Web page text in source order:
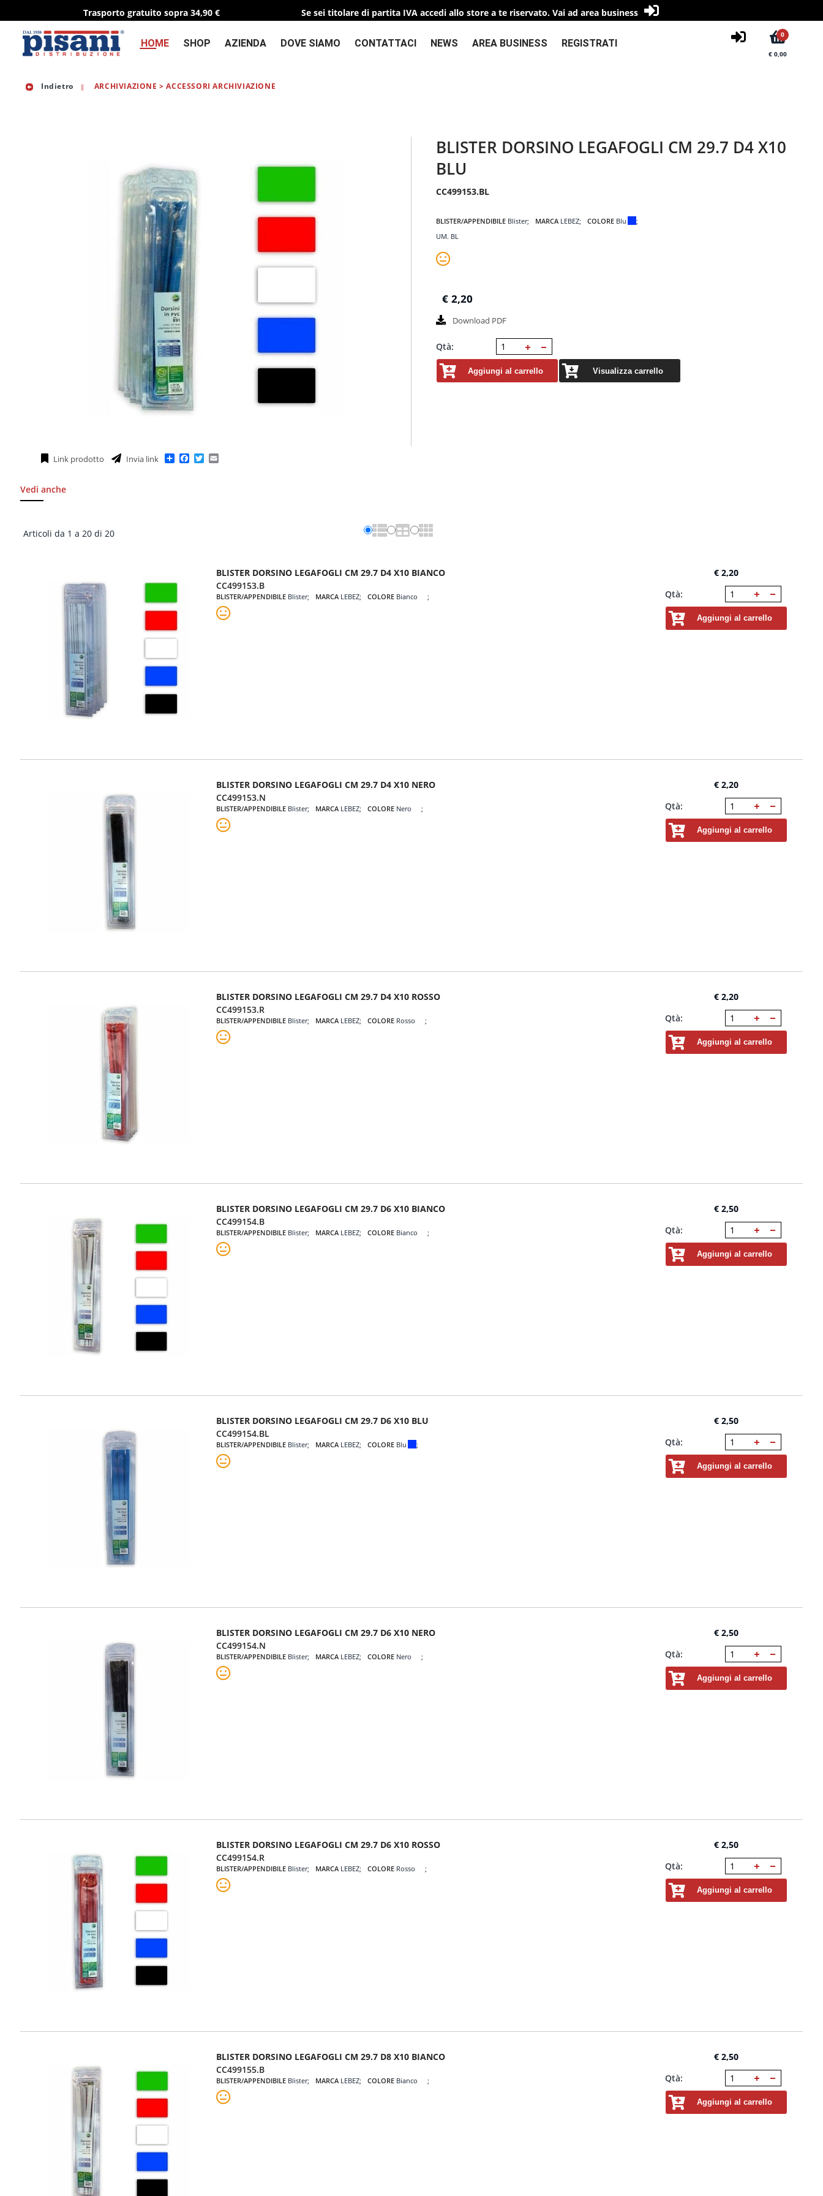
Trasporto gratuito sopra 34,90 € Se sei titolare di partita IVA accedi allo store a te riservato. Vai ad area business
0
€ 0,00
HOME SHOP AZIENDA DOVE SIAMO CONTATTACI NEWS AREA BUSINESS REGISTRATI
Indietro ARCHIVIAZIONE > ACCESSORI ARCHIVIAZIONE
BLISTER DORSINO LEGAFOGLI CM 29.7 D4 X10
BLU
CC499153.BL
BLISTER/APPENDIBILE Blister MARCA LEBEZ COLORE Blu
UM. BL
Download PDF
€ 2,20
Qtà:
Aggiungi al carrello Visualizza carrello
Link prodotto Invia link Condividi
Facebook
TwitterEmail
Vedi anche
Articoli da 1 a 20 di 20
BLISTER DORSINO LEGAFOGLI CM 29.7 D4 X10 BIANCO
CC499153.B
BLISTER/APPENDIBILE Blister MARCA LEBEZ COLORE Bianco
€ 2,20
Qtà:
Aggiungi al carrello
BLISTER DORSINO LEGAFOGLI CM 29.7 D4 X10 NERO
CC499153.N
BLISTER/APPENDIBILE Blister MARCA LEBEZ COLORE Nero
€ 2,20
Qtà:
Aggiungi al carrello
BLISTER DORSINO LEGAFOGLI CM 29.7 D4 X10 ROSSO
CC499153.R
BLISTER/APPENDIBILE Blister MARCA LEBEZ COLORE Rosso
€ 2,20
Qtà:
Aggiungi al carrello
BLISTER DORSINO LEGAFOGLI CM 29.7 D6 X10 BIANCO
CC499154.B
BLISTER/APPENDIBILE Blister MARCA LEBEZ COLORE Bianco
€ 2,50
Qtà:
Aggiungi al carrello
BLISTER DORSINO LEGAFOGLI CM 29.7 D6 X10 BLU
CC499154.BL
BLISTER/APPENDIBILE Blister MARCA LEBEZ COLORE Blu
€ 2,50
Qtà:
Aggiungi al carrello
BLISTER DORSINO LEGAFOGLI CM 29.7 D6 X10 NERO
CC499154.N
BLISTER/APPENDIBILE Blister MARCA LEBEZ COLORE Nero
€ 2,50
Qtà:
Aggiungi al carrello
BLISTER DORSINO LEGAFOGLI CM 29.7 D6 X10 ROSSO
CC499154.R
BLISTER/APPENDIBILE Blister MARCA LEBEZ COLORE Rosso
€ 2,50
Qtà:
Aggiungi al carrello
BLISTER DORSINO LEGAFOGLI CM 29.7 D8 X10 BIANCO
CC499155.B
BLISTER/APPENDIBILE Blister MARCA LEBEZ COLORE Bianco
€ 2,50
Qtà:
Aggiungi al carrello